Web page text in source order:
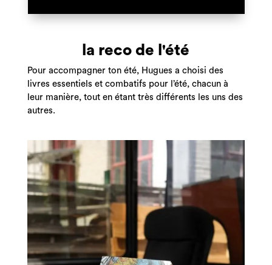
la reco de l'été
Pour accompagner ton été, Hugues a choisi des
livres essentiels et combatifs pour l’été, chacun à
leur manière, tout en étant très différents les uns des
autres.